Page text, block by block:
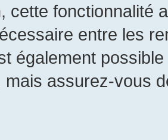
cette fonctionnalité
entre les
également
mais assurez-vous